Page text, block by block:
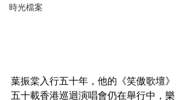
時光檔案
葉振棠入行五十年，他的《笑傲歌壇》
五十載香港巡迴演唱會仍在舉行中，樂